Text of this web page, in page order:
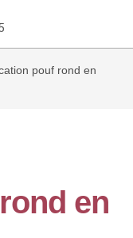
pouf rond en
en